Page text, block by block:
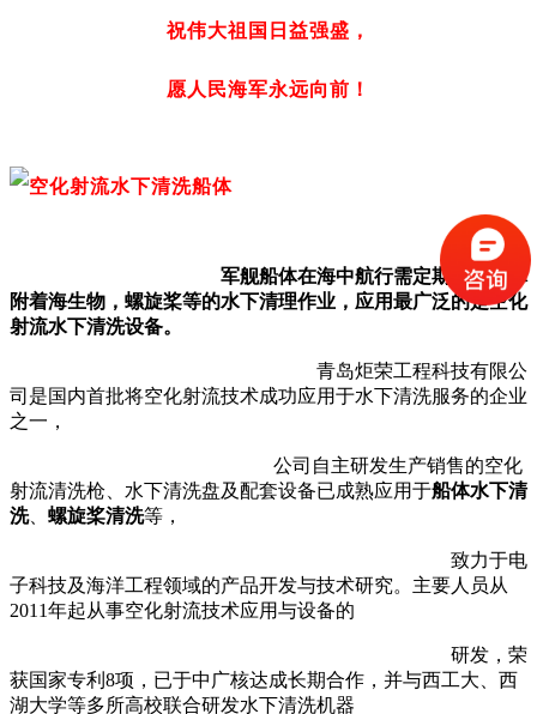
祝伟大祖国日益强盛，
愿人民海军永远向前！
军舰船体在海中航行需定期进行船体
附着海生物，螺旋桨等的水下清理作业，应用最广泛的是空化
射流水下清洗设备。
青岛炬荣工程科技有限公
司是国内首批将空化射流技术成功应用于水下清洗服务的企业
之一，
公司自主研发生产销售的空化
射流清洗枪、水下清洗盘及配套设备已成熟应用于船体水下清
洗、 螺旋桨清洗等，
致力于电
子科技及海洋工程领域的产品开发与技术研究。主要人员从
2011年起从事空化射流技术应用与设备的
研发，荣
获国家专利8项，已于中广核达成长期合作，并与西工大、西
湖大学等多所高校联合研发水下清洗机器